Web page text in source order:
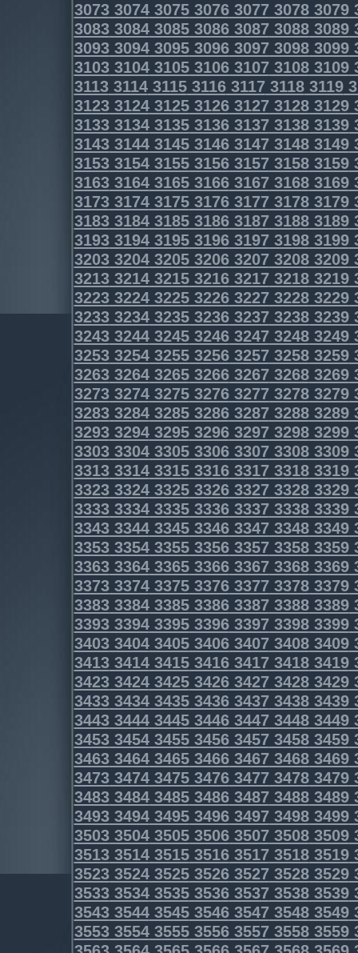
3073307430753076307730783079
3083308430853086308730883089
3093309430953096309730983099
3103310431053106310731083109
3113311431153116311731183119
3123312431253126312731283129
3133313431353136313731383139
3143314431453146314731483149
3153315431553156315731583159
3163316431653166316731683169
3173317431753176317731783179
3183318431853186318731883189
3193319431953196319731983199
3203320432053206320732083209
3213321432153216321732183219
3223322432253226322732283229
3233323432353236323732383239
3243324432453246324732483249
3253325432553256325732583259
3263326432653266326732683269
3273327432753276327732783279
3283328432853286328732883289
3293329432953296329732983299
3303330433053306330733083309
3313331433153316331733183319
3323332433253326332733283329
3333333433353336333733383339
3343334433453346334733483349
3353335433553356335733583359
3363336433653366336733683369
3373337433753376337733783379
3383338433853386338733883389
3393339433953396339733983399
3403340434053406340734083409
3413341434153416341734183419
3423342434253426342734283429
3433343434353436343734383439
3443344434453446344734483449
3453345434553456345734583459
3463346434653466346734683469
3473347434753476347734783479
3483348434853486348734883489
3493349434953496349734983499
3503350435053506350735083509
3513351435153516351735183519
3523352435253526352735283529
3533353435353536353735383539
3543354435453546354735483549
3553355435553556355735583559